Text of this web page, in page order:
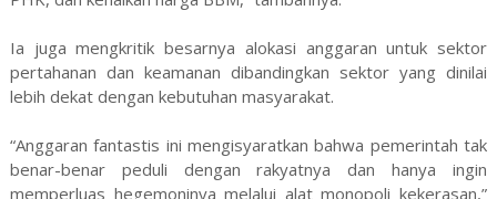
Ia juga mengkritik besarnya alokasi anggaran untuk sektor
pertahanan dan keamanan dibandingkan sektor yang dinilai
lebih dekat dengan kebutuhan masyarakat.
“Anggaran fantastis ini mengisyaratkan bahwa pemerintah tak
benar-benar peduli dengan rakyatnya dan hanya ingin
memperluas hegemoninya melalui alat monopoli kekerasan,”